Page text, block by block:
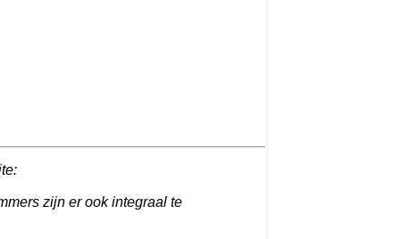
zijn er ook integraal te